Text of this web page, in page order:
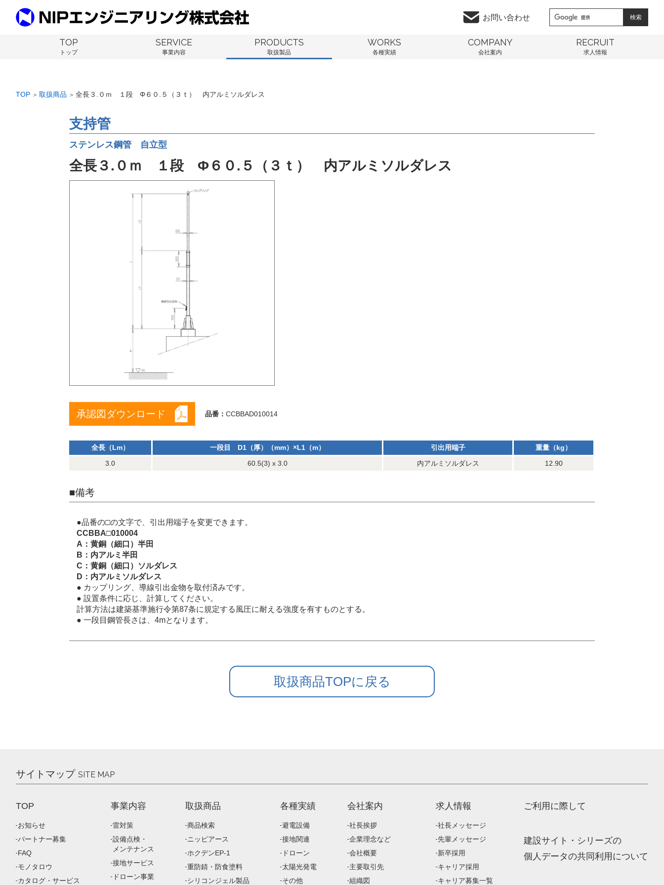
お問い合わせ
TOP
トップ
SERVICE
事業内容
PRODUCTS
取扱製品
WORKS
各種実績
COMPANY
会社案内
RECRUIT
求人情報
TOP ＞ 取扱商品 ＞ 全長３.０ｍ １段 Φ６０.５（３ｔ） 内アルミソルダレス
支持管
ステンレス鋼管 自立型
全長３.０ｍ １段 Φ６０.５（３ｔ） 内アルミソルダレス
承認図ダウンロード 品番： CCBBAD010014
全長（Lm） 一段目 D1（厚）（mm）×L1（m） 引出用端子
重量（kg）
3.0
60.5(3) x 3.0 内アルミソルダレス 12.90
■備考
●品番の□の文字で、引出用端子を変更できます。
CCBBA□010004
A：黄銅（細口）半田
B：内アルミ半田
C：黄銅（細口）ソルダレス
D：内アルミソルダレス
● カップリング、導線引出金物を取付済みです。
● 設置条件に応じ、計算してください。
計算方法は建築基準施行令第87条に規定する風圧に耐える強度を有すものとする。
● 一段目鋼管長さは、4mとなります。
取扱商品TOPに戻る
サイトマップ SITE MAP
TOP
お知らせ
パートナー募集
FAQ
モノタロウ
カタログ・サービス
事業内容
雷対策
設備点検・
メンテナンス
接地サービス
ドローン事業
取扱商品
商品検索
ニッピアース
ホクデンEP-1
重防錆・防食塗料
シリコンジェル製品
各種実績
避電設備
接地関連
ドローン
太陽光発電
その他
会社案内
社長挨拶
企業理念など
会社概要
主要取引先
組織図
求人情報
社長メッセージ
先輩メッセージ
新卒採用
キャリア採用
キャリア募集一覧
ご利用に際して
建設サイト・シリーズの
個人データの共同利用について